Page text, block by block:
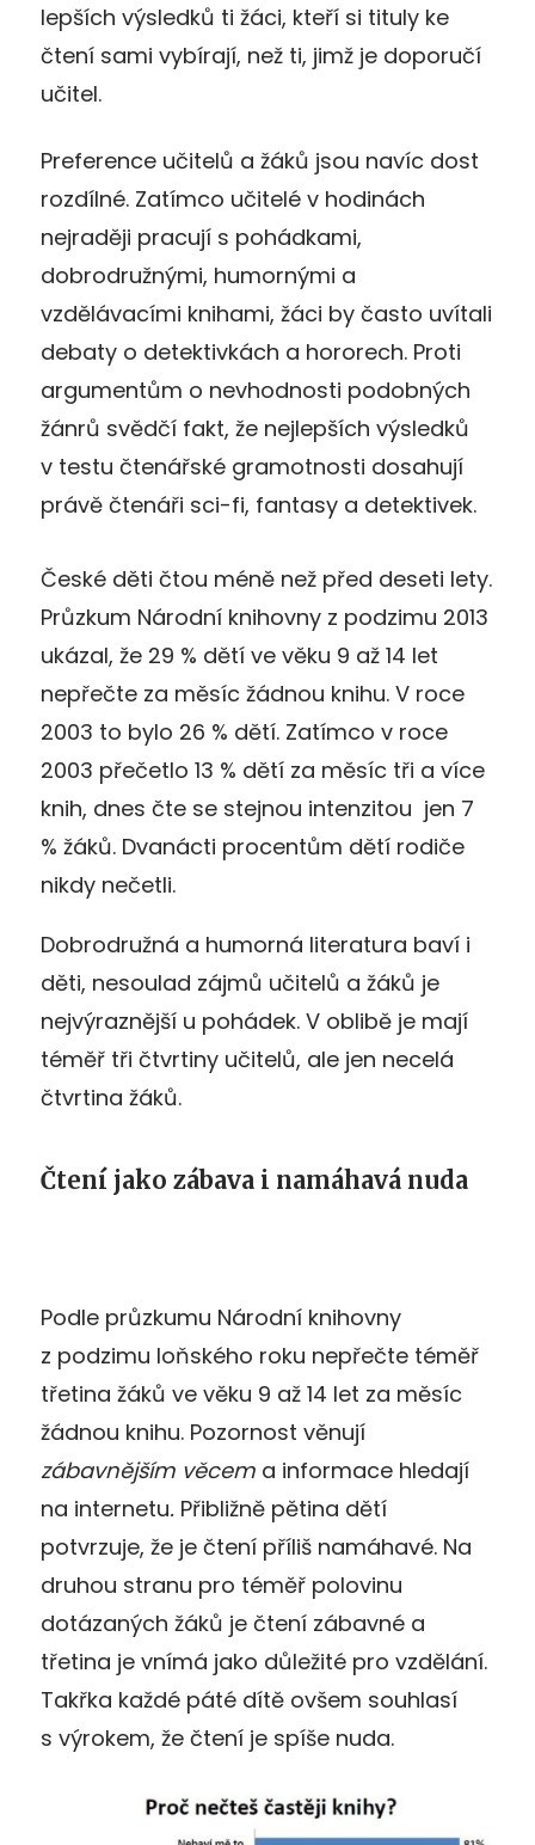
lepších výsledků ti žáci, kteří si tituly ke
čtení sami vybírají, než ti, jimž je doporučí
učitel.
Preference učitelů a žáků jsou navíc dost
rozdílné. Zatímco učitelé v hodinách
nejraději pracují s pohádkami,
dobrodružnými, humornými a
vzdělávacími knihami, žáci by často uvítali
debaty o detektivkách a hororech. Proti
argumentům o nevhodnosti podobných
žánrů svědčí fakt, že nejlepších výsledků
v testu čtenářské gramotnosti dosahují
právě čtenáři sci-fi, fantasy a detektivek.
České děti čtou méně než před deseti lety.
Průzkum Národní knihovny z podzimu 2013
ukázal, že 29 % dětí ve věku 9 až 14 let
nepřečte za měsíc žádnou knihu. V roce
2003 to bylo 26 % dětí. Zatímco v roce
2003 přečetlo 13 % dětí za měsíc tři a více
knih, dnes čte se stejnou intenzitou jen 7
% žáků. Dvanácti procentům dětí rodiče
nikdy nečetli.
Dobrodružná a humorná literatura baví i
děti, nesoulad zájmů učitelů a žáků je
nejvýraznější u pohádek. V oblibě je mají
téměř tři čtvrtiny učitelů, ale jen necelá
čtvrtina žáků.
Čtení jako zábava i namáhavá nuda
Podle průzkumu Národní knihovny
z podzimu loňského roku nepřečte téměř
třetina žáků ve věku 9 až 14 let za měsíc
žádnou knihu. Pozornost věnují
zábavnějším věcem a informace hledají
na internetu. Přibližně pětina dětí
potvrzuje, že je čtení příliš namáhavé. Na
druhou stranu pro téměř polovinu
dotázaných žáků je čtení zábavné a
třetina je vnímá jako důležité pro vzdělání.
Takřka každé páté dítě ovšem souhlasí
s výrokem, že čtení je spíše nuda.